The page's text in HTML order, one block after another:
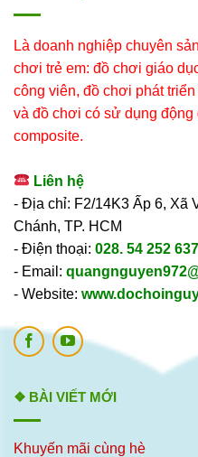
Là doanh nghiệp chuyên
chơi trẻ em: đồ chơi giáo
công viên, đồ chơi phát
và đồ chơi có sử dụng
composite.
Liên hệ
- Địa chỉ: F2/14K3 Ấp 6, Xã
Chánh, TP. HCM
- Điện thoại: 028. 54 252 637
- Email:
- Website:
❖ BÀI VIẾT MỚI
Khuyến mãi cùng hè